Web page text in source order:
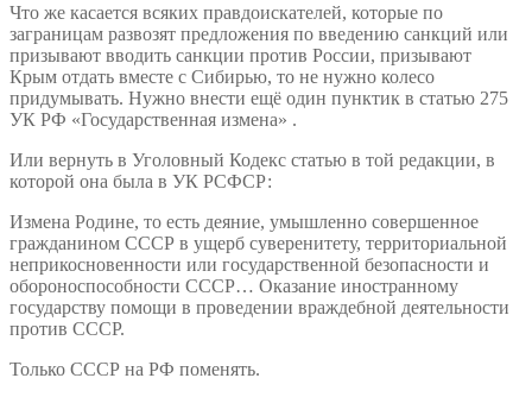
Что же касается всяких правдоискателей, которые по
заграницам развозят предложения по введению санкций или
призывают вводить санкции против России, призывают
Крым отдать вместе с Сибирью, то не нужно колесо
придумывать. Нужно внести ещё один пунктик в статью 275
УК РФ «Государственная измена» .
Или вернуть в Уголовный Кодекс статью в той редакции, в
которой она была в УК РСФСР:
Измена Родине, то есть деяние, умышленно совершенное
гражданином СССР в ущерб суверенитету, территориальной
неприкосновенности или государственной безопасности и
обороноспособности СССР… Оказание иностранному
государству помощи в проведении враждебной деятельности
против СССР.
Только СССР на РФ поменять.